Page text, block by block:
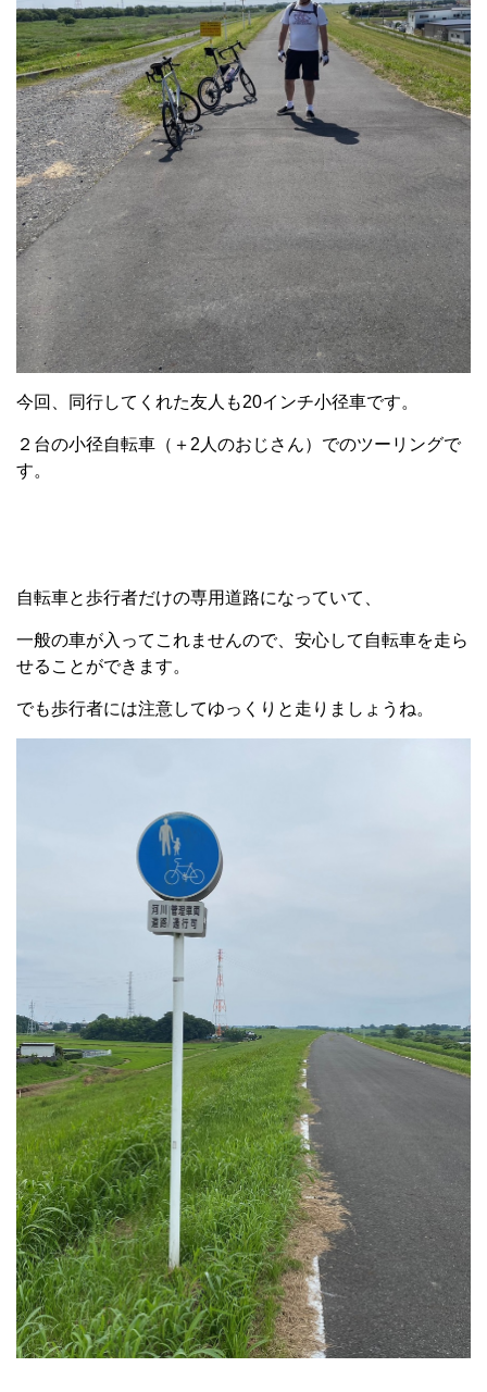
今回、同行してくれた友人も20インチ小径車です。
２台の小径自転車（＋2人のおじさん）でのツーリングで
す。
自転車と歩行者だけの専用道路になっていて、
一般の車が入ってこれませんので、安心して自転車を走ら
せることができます。
でも歩行者には注意してゆっくりと走りましょうね。